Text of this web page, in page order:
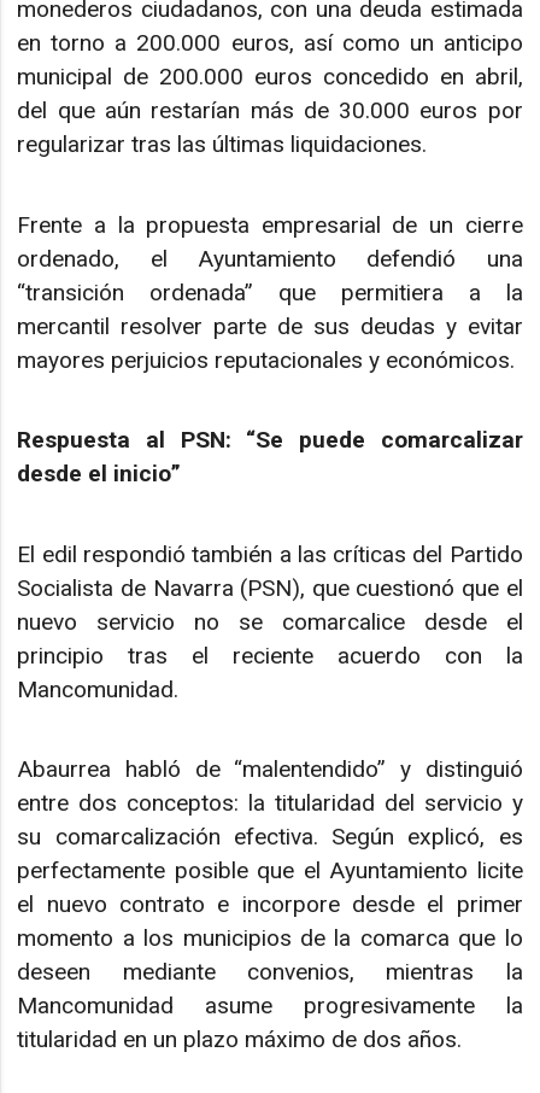
monederos ciudadanos, con una deuda estimada
en torno a 200.000 euros, así como un anticipo
municipal de 200.000 euros concedido en abril,
del que aún restarían más de 30.000 euros por
regularizar tras las últimas liquidaciones.
Frente a la propuesta empresarial de un cierre
ordenado, el Ayuntamiento defendió una
“transición ordenada” que permitiera a la
mercantil resolver parte de sus deudas y evitar
mayores perjuicios reputacionales y económicos.
Respuesta al PSN: “Se puede comarcalizar
desde el inicio”
El edil respondió también a las críticas del Partido
Socialista de Navarra (PSN), que cuestionó que el
nuevo servicio no se comarcalice desde el
principio tras el reciente acuerdo con la
Mancomunidad.
Abaurrea habló de “malentendido” y distinguió
entre dos conceptos: la titularidad del servicio y
su comarcalización efectiva. Según explicó, es
perfectamente posible que el Ayuntamiento licite
el nuevo contrato e incorpore desde el primer
momento a los municipios de la comarca que lo
deseen mediante convenios, mientras la
Mancomunidad asume progresivamente la
titularidad en un plazo máximo de dos años.